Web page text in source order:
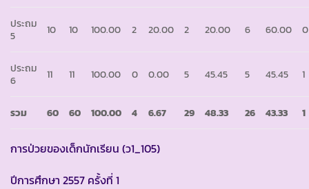
ประถม
5
10 10 100.00 2 20.00 2 20.00 6 60.00 0
ประถม
6
11 11 100.00 0 0.00 5 45.45 5 45.45 1
รวม 60 60 100.00 4 6.67 29 48.33 26 43.33 1
การป่วยของเด็กนักเรียน (ว1_105)
ปีการศึกษา 2557 ครั้งที่ 1